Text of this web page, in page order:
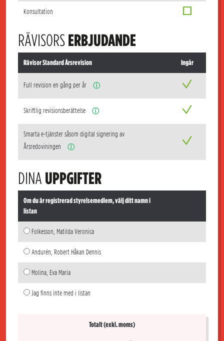
Konsultation
RÄVISORSERBJUDANDE
Rävisor Standard Årsrevision Ingår
Full revision en gång per år ⓘ
Skriftlig revisionsberättelse ⓘ
Smarta e-tjänster såsom digital signering av
Årsredoviningen
ⓘ
DINA UPPGIFTER
Om du är registrerad styrelsemedlem, välj ditt namn i
listan
Folkesson, Matilda Veronica
Andurén, Robert Håkan Dennis
Molina, Eva Maria
Jag finns inte med i listan
Totalt (exkl. moms)